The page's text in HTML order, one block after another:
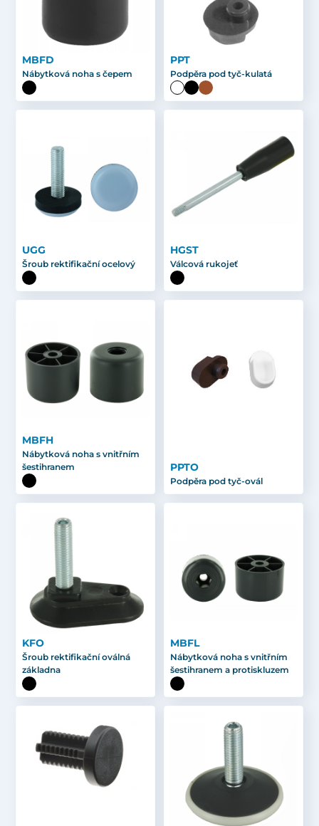
MBFD
Nábytková noha s čepem
PPT
Podpěra pod tyč-kulatá
UGG
Šroub rektifikační ocelový
HGST
Válcová rukojeť
MBFH
Nábytková noha s vnitřním
šestihranem
PPTO
Podpěra pod tyč-ovál
KFO
Šroub rektifikační oválná
základna
MBFL
Nábytková noha s vnitřním
šestihranem a protiskluzem